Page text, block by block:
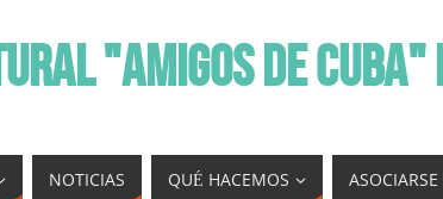
"AMIGOS DE CUBA"
NOTICIAS QUÉ HACEMOS ASOCIARSE